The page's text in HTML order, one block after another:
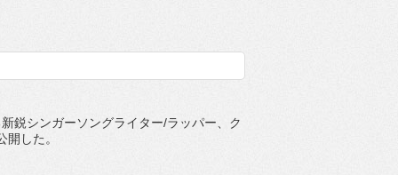
鋭シンガーソングライター/ラッパー、ク
した。